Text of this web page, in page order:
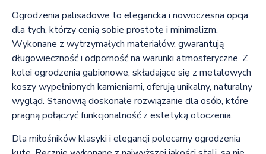
Ogrodzenia palisadowe to elegancka i nowoczesna opcja
dla tych, którzy cenią sobie prostotę i minimalizm.
Wykonane z wytrzymałych materiałów, gwarantują
długowieczność i odporność na warunki atmosferyczne. Z
kolei ogrodzenia gabionowe, składające się z metalowych
koszy wypełnionych kamieniami, oferują unikalny, naturalny
wygląd. Stanowią doskonałe rozwiązanie dla osób, które
pragną połączyć funkcjonalność z estetyką otoczenia.
Dla miłośników klasyki i elegancji polecamy ogrodzenia